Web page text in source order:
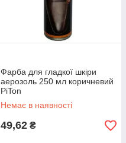
Фарба для гладкої шкіри
аерозоль 250 мл коричневий
PiTon
Немає в наявності
49,62 ₴